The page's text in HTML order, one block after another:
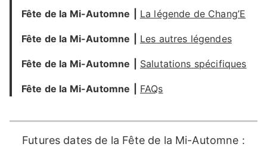
Fête de la Mi-Automne La légende de Chang’E
Fête de la Mi-Automne Les autres légendes
Fête de la Mi-Automne Salutations spécifiques
Fête de la Mi-Automne FAQs
Futures dates de la Fête de la Mi-Automne :